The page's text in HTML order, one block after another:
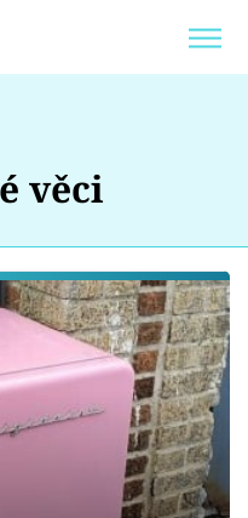
věci